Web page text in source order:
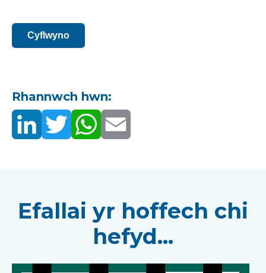
Cyflwyno
Rhannwch hwn:
Efallai yr hoffech chi
hefyd...